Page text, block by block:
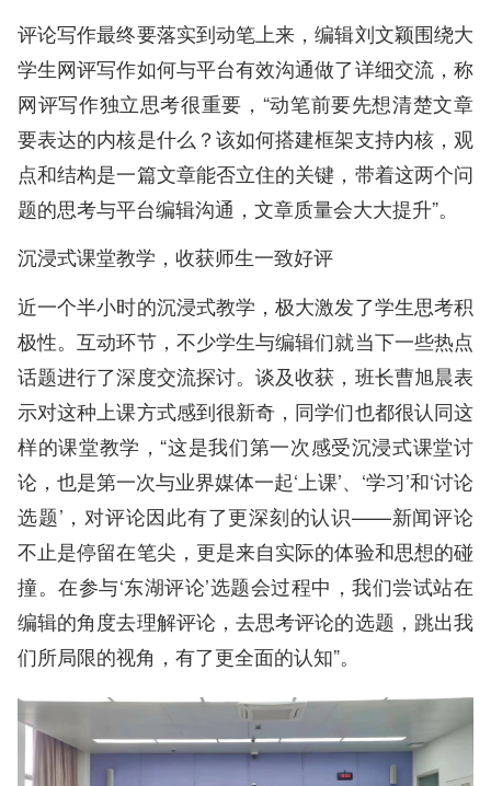
评论写作最终要落实到动笔上来，编辑刘文颖围绕大
学生网评写作如何与平台有效沟通做了详细交流，称
网评写作独立思考很重要，“动笔前要先想清楚文章
要表达的内核是什么？该如何搭建框架支持内核，观
点和结构是一篇文章能否立住的关键，带着这两个问
题的思考与平台编辑沟通，文章质量会大大提升”。
沉浸式课堂教学，收获师生一致好评
近一个半小时的沉浸式教学，极大激发了学生思考积
极性。互动环节，不少学生与编辑们就当下一些热点
话题进行了深度交流探讨。谈及收获，班长曹旭晨表
示对这种上课方式感到很新奇，同学们也都很认同这
样的课堂教学，“这是我们第一次感受沉浸式课堂讨
论，也是第一次与业界媒体一起‘上课’、‘学习’和‘讨论
选题’，对评论因此有了更深刻的认识——新闻评论
不止是停留在笔尖，更是来自实际的体验和思想的碰
撞。在参与‘东湖评论’选题会过程中，我们尝试站在
编辑的角度去理解评论，去思考评论的选题，跳出我
们所局限的视角，有了更全面的认知”。